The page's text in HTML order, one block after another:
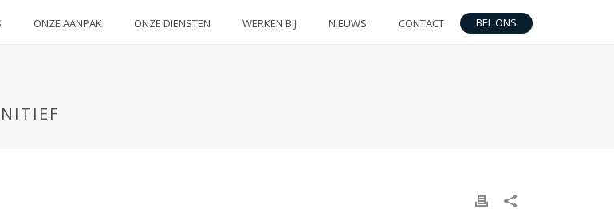
ONZE AANPAK ONZE DIENSTEN WERKEN BIJ NIEUWS CONTACT BEL ONS